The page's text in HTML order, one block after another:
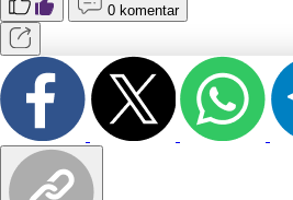
0 komentar